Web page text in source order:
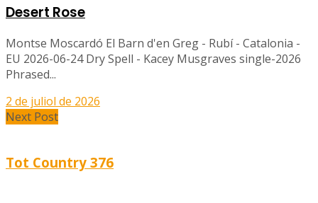
Desert Rose
Montse Moscardó El Barn d'en Greg - Rubí - Catalonia -
EU 2026-06-24 Dry Spell - Kacey Musgraves single-2026
Phrased...
2 de juliol de 2026
Next Post
Tot Country 376